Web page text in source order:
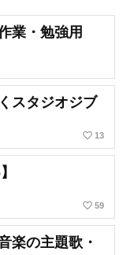
業・勉強用
スタジオジブ
favorite_border 13
favorite_border 59
楽の主題歌・